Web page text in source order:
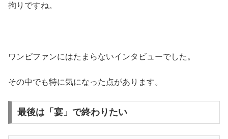
拘りですね。
ワンピファンにはたまらないインタビューでした。
その中でも特に気になった点があります。
最後は「宴」で終わりたい